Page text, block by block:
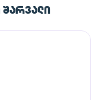
ᲨᲐᲠᲕᲐᲚᲘ